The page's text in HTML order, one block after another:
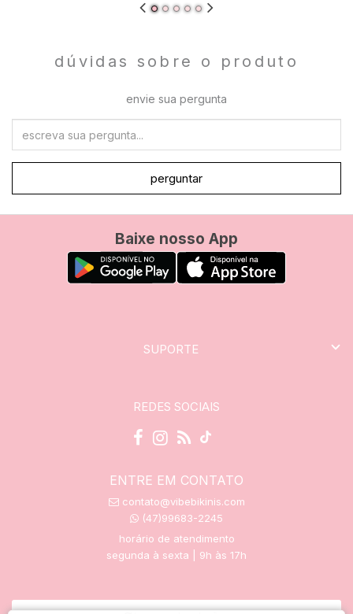
dúvidas sobre o produto
envie sua pergunta
perguntar
Baixe nosso App
SUPORTE
REDES SOCIAIS
ENTRE EM CONTATO
contato@vibebikinis.com
(47)99683-2245
horário de atendimento
segunda à sexta | 9h às 17h